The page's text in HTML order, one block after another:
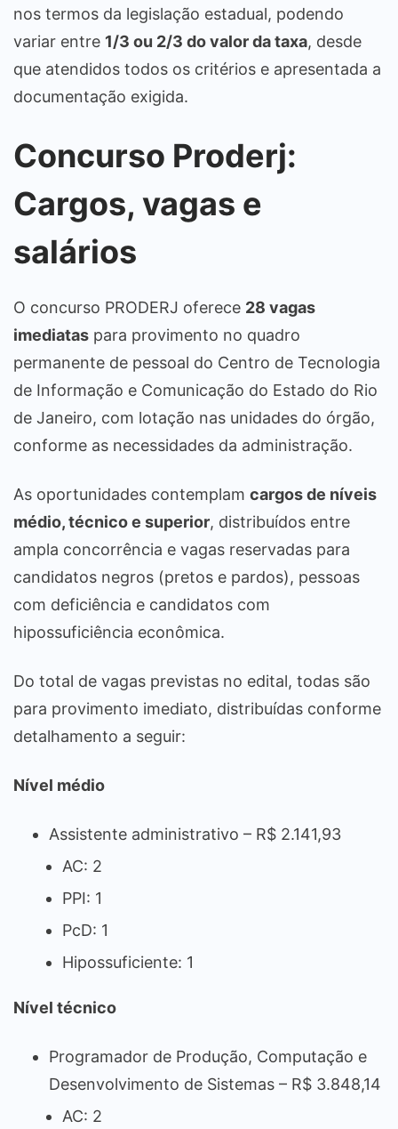
nos termos da legislação estadual, podendo
variar entre 1/3 ou 2/3 do valor da taxa, desde
que atendidos todos os critérios e apresentada a
documentação exigida.
Concurso Proderj:
Cargos, vagas e
salários
O concurso PRODERJ oferece 28 vagas
imediatas para provimento no quadro
permanente de pessoal do Centro de Tecnologia
de Informação e Comunicação do Estado do Rio
de Janeiro, com lotação nas unidades do órgão,
conforme as necessidades da administração.
As oportunidades contemplam cargos de níveis
médio, técnico e superior, distribuídos entre
ampla concorrência e vagas reservadas para
candidatos negros (pretos e pardos), pessoas
com deficiência e candidatos com
hipossuficiência econômica.
Do total de vagas previstas no edital, todas são
para provimento imediato, distribuídas conforme
detalhamento a seguir:
Nível médio
Assistente administrativo – R$ 2.141,93
AC: 2
PPI: 1
PcD: 1
Hipossuficiente: 1
Nível técnico
Programador de Produção, Computação e
Desenvolvimento de Sistemas – R$ 3.848,14
AC: 2